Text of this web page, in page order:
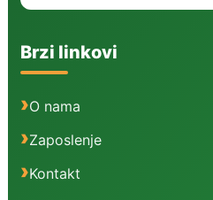
Brzi linkovi
O nama
Zaposlenje
Kontakt